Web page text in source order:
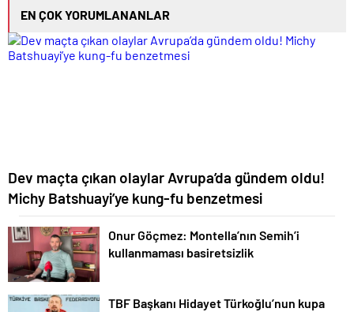
EN ÇOK YORUMLANANLAR
Dev maçta çıkan olaylar Avrupa’da gündem oldu!
Michy Batshuayi’ye kung-fu benzetmesi
Onur Göçmez: Montella’nın Semih’i
kullanmaması basiretsizlik
TBF Başkanı Hidayet Türkoğlu’nun kupa